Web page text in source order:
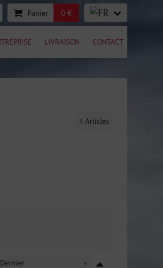
Panier 0 €
LIVRAISON CONTACT
4 Articles
Dernier